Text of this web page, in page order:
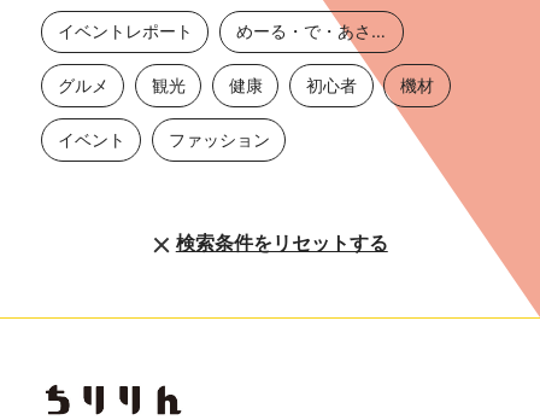
イベントレポート めーる・で・あさひ
グルメ 観光 健康 初心者 機材
イベント ファッション
検索条件をリセットする